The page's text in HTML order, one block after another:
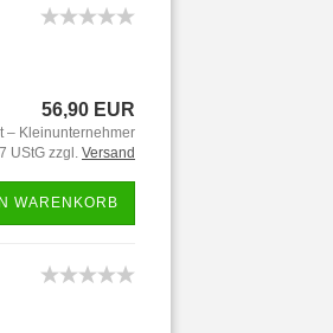
56,90 EUR
– Kleinunternehmer
UStG zzgl. Versand
WARENKORB